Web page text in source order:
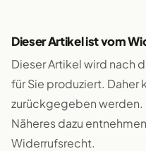
Dieser Artikel ist vom
Dieser Artikel wird nach
für Sie produziert. Daher
zurückgegeben werden.
Näheres dazu
Widerrufsrecht.